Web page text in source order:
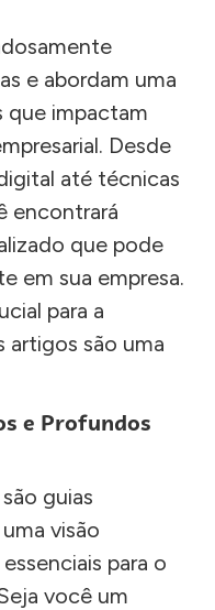
e abordam uma
que impactam
Desde
até técnicas
encontrará
que pode
em sua empresa.
para a
artigos são uma
e Profundos
guias
visão
para o
você um